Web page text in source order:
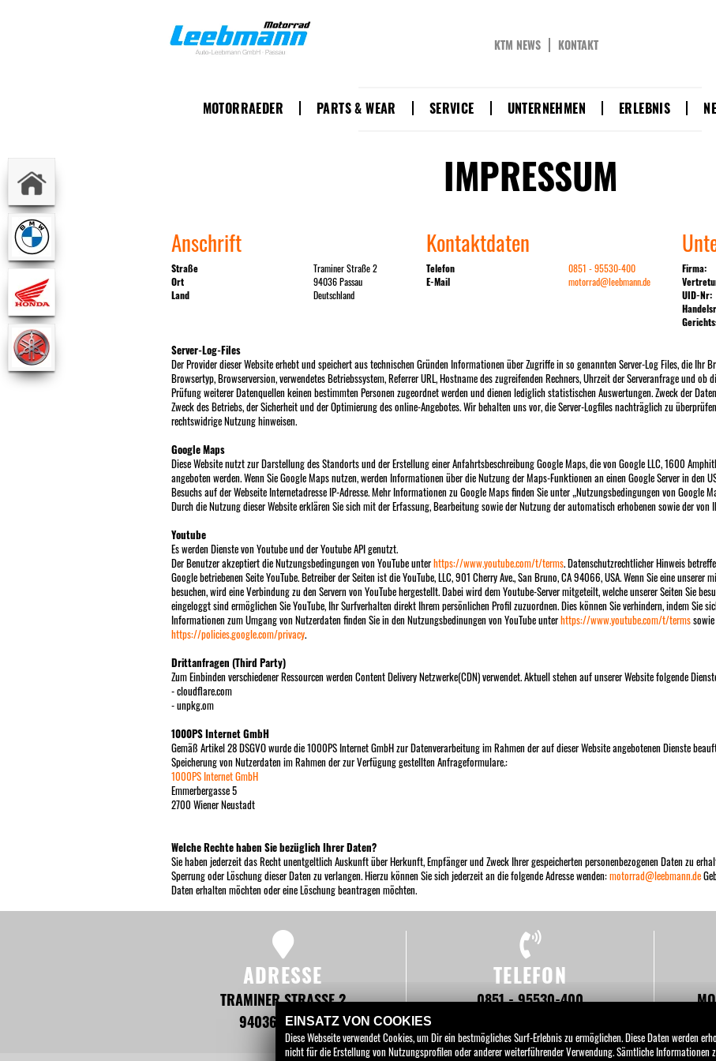
KTM NEWS KONTAKT
MOTORRAEDER PARTS & WEAR SERVICE UNTERNEHMEN ERLEBNIS
IMPRESSUM
Anschrift
Straße
Traminer Straße 2
Ort
94036 Passau
Land
Deutschland
Kontaktdaten
Telefon
0851 - 95530-400
E-Mail
motorrad@leebmann.de
Firma:
UID-Nr:
Server-Log-Files
Der Provider dieser Website erhebt und speichert aus technischen Gründen Informationen über Zugriffe in so genannten Server-Log Files, die
Browsertyp, Browserversion, verwendetes Betriebssystem, Referrer URL, Hostname des zugreifenden Rechners, Uhrzeit der Serveranfrage und
Prüfung weiterer Datenquellen keinen bestimmten Personen zugeordnet werden und dienen lediglich statistischen Auswertungen. Zweck der
Zweck des Betriebs, der Sicherheit und der Optimierung des online-Angebotes. Wir behalten uns vor, die Server-Logfiles nachträglich zu
rechtswidrige Nutzung hinweisen.
Google Maps
Diese Website nutzt zur Darstellung des Standorts und der Erstellung einer Anfahrtsbeschreibung Google Maps, die von Google LLC, 1600
angeboten werden. Wenn Sie Google Maps nutzen, werden Informationen über die Nutzung der Maps-Funktionen an einen Google Server in den
Besuchs auf der Webseite Internetadresse IP-Adresse. Mehr Informationen zu Google Maps finden Sie unter „Nutzungsbedingungen von Google
Durch die Nutzung dieser Website erklären Sie sich mit der Erfassung, Bearbeitung sowie der Nutzung der automatisch erhobenen sowie der von
Youtube
Es werden Dienste von Youtube und der Youtube API genutzt.
Der Benutzer akzeptiert die Nutzungsbedingungen von YouTube unterhttps://www.youtube.com/t/terms. Datenschutzrechtlicher Hinweis
Google betriebenen Seite YouTube. Betreiber der Seiten ist die YouTube, LLC, 901 Cherry Ave., San Bruno, CA 94066, USA. Wenn Sie eine unserer
besuchen, wird eine Verbindung zu den Servern von YouTube hergestellt. Dabei wird dem Youtube-Server mitgeteilt, welche unserer Seiten Sie
eingeloggt sind ermöglichen Sie YouTube, Ihr Surfverhalten direkt Ihrem persönlichen Profil zuzuordnen. Dies können Sie verhindern, indem Sie
Informationen zum Umgang von Nutzerdaten finden Sie in den Nutzungsbedinungen von YouTube unterhttps://www.youtube.com/t/terms
https://policies.google.com/privacy.
Drittanfragen (Third Party)
Zum Einbinden verschiedener Ressourcen werden Content Delivery Netzwerke(CDN) verwendet. Aktuell stehen auf unserer Website folgende
- cloudflare.com
- unpkg.om
1000PS Internet GmbH
Gemäß Artikel 28 DSGVO wurde die 1000PS Internet GmbH zur Datenverarbeitung im Rahmen der auf dieser Website angebotenen Dienste
Speicherung von Nutzerdaten im Rahmen der zur Verfügung gestellten Anfrageformulare.:
1000PS Internet GmbH
Emmerbergasse 5
2700 Wiener Neustadt
Welche Rechte haben Sie bezüglich Ihrer Daten?
Sie haben jederzeit das Recht unentgeltlich Auskunft über Herkunft, Empfänger und Zweck Ihrer gespeicherten personenbezogenen Daten zu
Sperrung oder Löschung dieser Daten zu verlangen. Hierzu können Sie sich jederzeit an die folgende Adresse wenden:motorrad@leebmann.de
Daten erhalten möchten oder eine Löschung beantragen möchten.
ADRESSE
TRAMINER STRASSE 2
94036 PASSAU
TELEFON
0851 - 95530-400
EINSATZ VON COOKIES
Diese Webseite verwendet Cookies, um Dir ein bestmögliches Surf-Erlebnis zu ermöglichen. Diese Daten werden
nicht für die Erstellung von Nutzungsprofilen oder anderer weiterführender Verwendung. Sämtliche Informationen